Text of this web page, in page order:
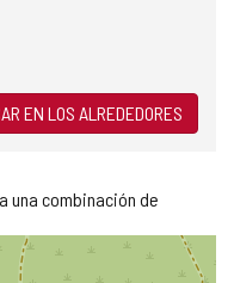
EN LOS ALREDEDORES
una combinación de